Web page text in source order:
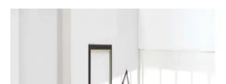
Perde ve nevresim uyumu, krem ve magnolia tonlarındaki odalarda
uyumlu renk ve desen önerileri sunulmaktadır.